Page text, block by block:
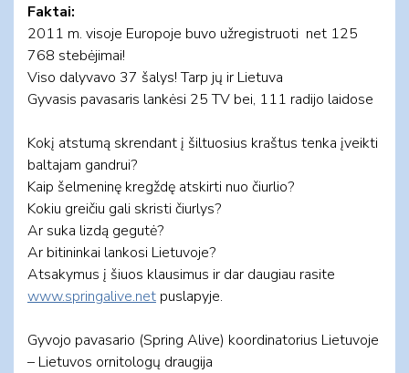
Faktai:
2011 m. visoje Europoje buvo užregistruoti net 125
768 stebėjimai!
Viso dalyvavo 37 šalys! Tarp jų ir Lietuva
Gyvasis pavasaris lankėsi 25 TV bei, 111 radijo laidose
Kokį atstumą skrendant į šiltuosius kraštus tenka įveikti
baltajam gandrui?
Kaip šelmeninę kregždę atskirti nuo čiurlio?
Kokiu greičiu gali skristi čiurlys?
Ar suka lizdą gegutė?
Ar bitininkai lankosi Lietuvoje?
Atsakymus į šiuos klausimus ir dar daugiau rasite
www.springalive.net puslapyje.
Gyvojo pavasario (Spring Alive) koordinatorius Lietuvoje
– Lietuvos ornitologų draugija